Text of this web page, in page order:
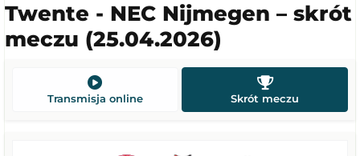
Twente - NEC Nijmegen – skrót
meczu (25.04.2026)
Transmisja online Skrót meczu